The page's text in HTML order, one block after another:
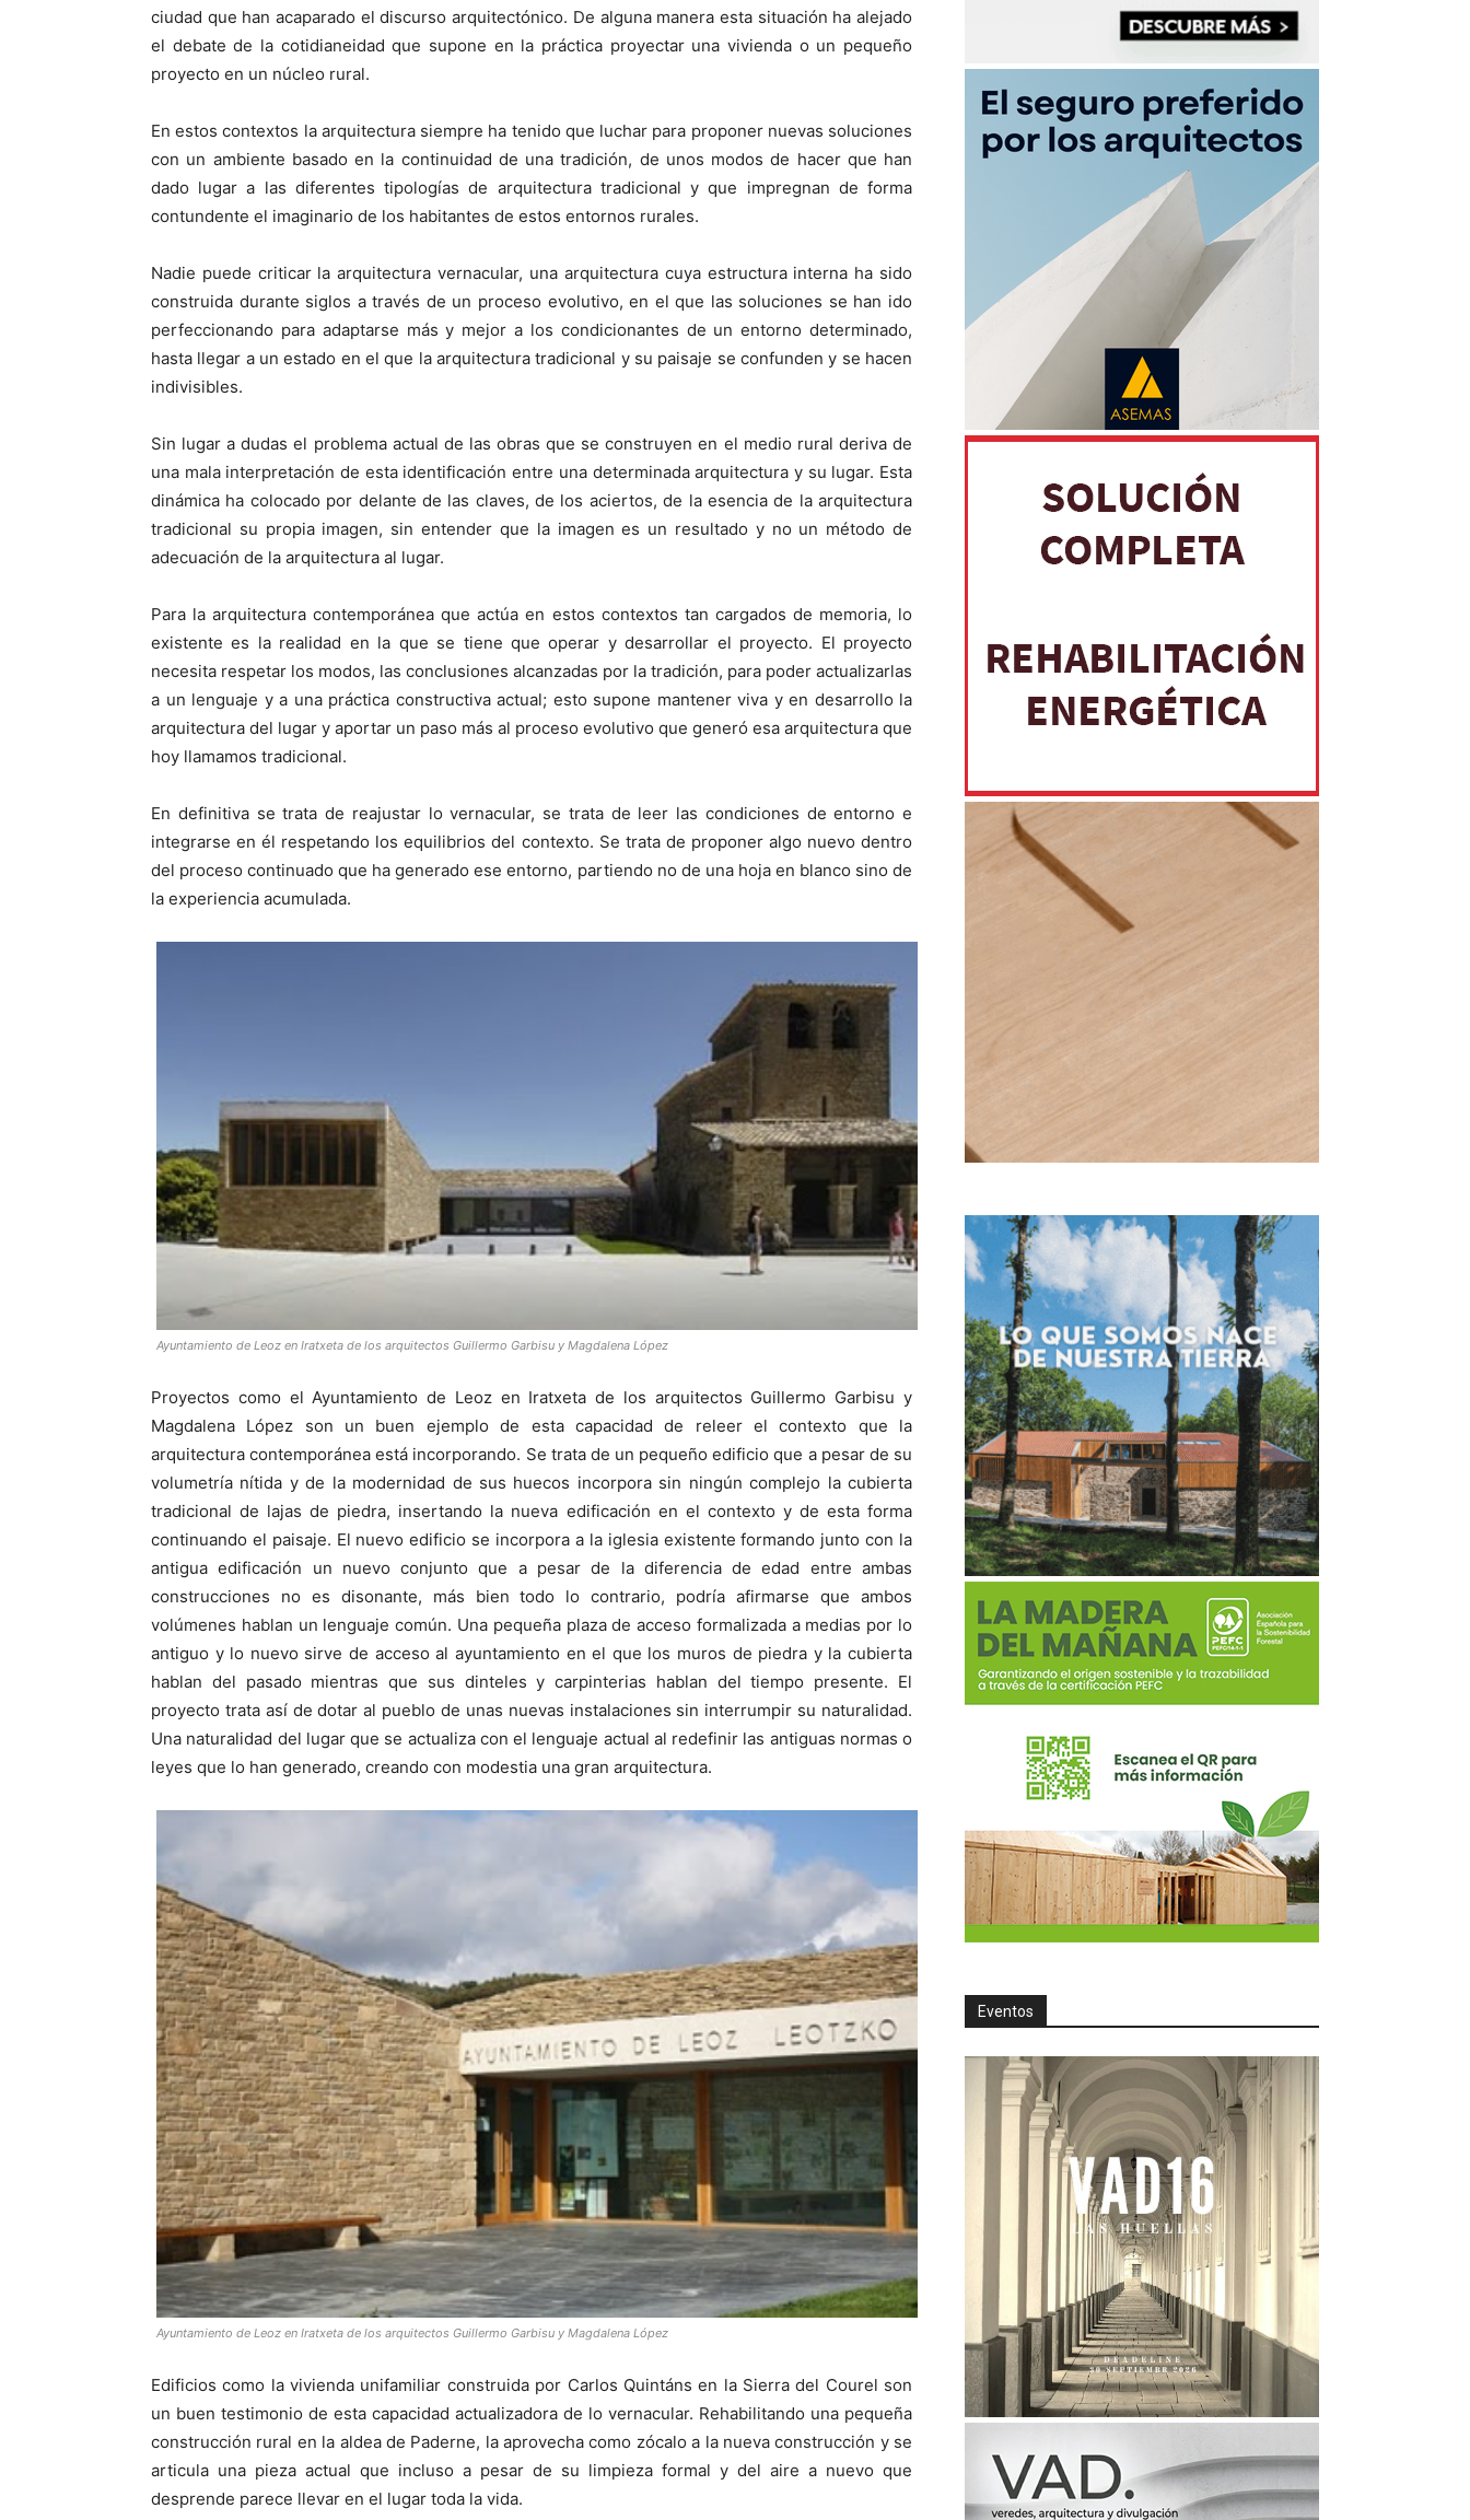
ciudad que han acaparado el discurso arquitectónico. De alguna manera esta situación ha alejado
el debate de la cotidianeidad que supone en la práctica proyectar una vivienda o un pequeño
proyecto en un núcleo rural.
En estos contextos la arquitectura siempre ha tenido que luchar para proponer nuevas soluciones
con un ambiente basado en la continuidad de una tradición, de unos modos de hacer que han
dado lugar a las diferentes tipologías de arquitectura tradicional y que impregnan de forma
contundente el imaginario de los habitantes de estos entornos rurales.
Nadie puede criticar la arquitectura vernacular, una arquitectura cuya estructura interna ha sido
construida durante siglos a través de un proceso evolutivo, en el que las soluciones se han ido
perfeccionando para adaptarse más y mejor a los condicionantes de un entorno determinado,
hasta llegar a un estado en el que la arquitectura tradicional y su paisaje se confunden y se hacen
indivisibles.
Sin lugar a dudas el problema actual de las obras que se construyen en el medio rural deriva de
una mala interpretación de esta identificación entre una determinada arquitectura y su lugar. Esta
dinámica ha colocado por delante de las claves, de los aciertos, de la esencia de la arquitectura
tradicional su propia imagen, sin entender que la imagen es un resultado y no un método de
adecuación de la arquitectura al lugar.
Para la arquitectura contemporánea que actúa en estos contextos tan cargados de memoria, lo
existente es la realidad en la que se tiene que operar y desarrollar el proyecto. El proyecto
necesita respetar los modos, las conclusiones alcanzadas por la tradición, para poder actualizarlas
a un lenguaje y a una práctica constructiva actual; esto supone mantener viva y en desarrollo la
arquitectura del lugar y aportar un paso más al proceso evolutivo que generó esa arquitectura que
hoy llamamos tradicional.
En definitiva se trata de reajustar lo vernacular, se trata de leer las condiciones de entorno e
integrarse en él respetando los equilibrios del contexto. Se trata de proponer algo nuevo dentro
del proceso continuado que ha generado ese entorno, partiendo no de una hoja en blanco sino de
la experiencia acumulada.
Ayuntamiento de Leoz en Iratxeta de los arquitectos Guillermo Garbisu y Magdalena López
Proyectos como el Ayuntamiento de Leoz en Iratxeta de los arquitectos Guillermo Garbisu y
Magdalena López son un buen ejemplo de esta capacidad de releer el contexto que la
arquitectura contemporánea está incorporando. Se trata de un pequeño edificio que a pesar de su
volumetría nítida y de la modernidad de sus huecos incorpora sin ningún complejo la cubierta
tradicional de lajas de piedra, insertando la nueva edificación en el contexto y de esta forma
continuando el paisaje. El nuevo edificio se incorpora a la iglesia existente formando junto con la
antigua edificación un nuevo conjunto que a pesar de la diferencia de edad entre ambas
construcciones no es disonante, más bien todo lo contrario, podría afirmarse que ambos
volúmenes hablan un lenguaje común. Una pequeña plaza de acceso formalizada a medias por lo
antiguo y lo nuevo sirve de acceso al ayuntamiento en el que los muros de piedra y la cubierta
hablan del pasado mientras que sus dinteles y carpinterias hablan del tiempo presente. El
proyecto trata así de dotar al pueblo de unas nuevas instalaciones sin interrumpir su naturalidad.
Una naturalidad del lugar que se actualiza con el lenguaje actual al redefinir las antiguas normas o
leyes que lo han generado, creando con modestia una gran arquitectura.
Ayuntamiento de Leoz en Iratxeta de los arquitectos Guillermo Garbisu y Magdalena López
Edificios como la vivienda unifamiliar construida por Carlos Quintáns en la Sierra del Courel son
un buen testimonio de esta capacidad actualizadora de lo vernacular. Rehabilitando una pequeña
construcción rural en la aldea de Paderne, la aprovecha como zócalo a la nueva construcción y se
articula una pieza actual que incluso a pesar de su limpieza formal y del aire a nuevo que
desprende parece llevar en el lugar toda la vida.
Eventos